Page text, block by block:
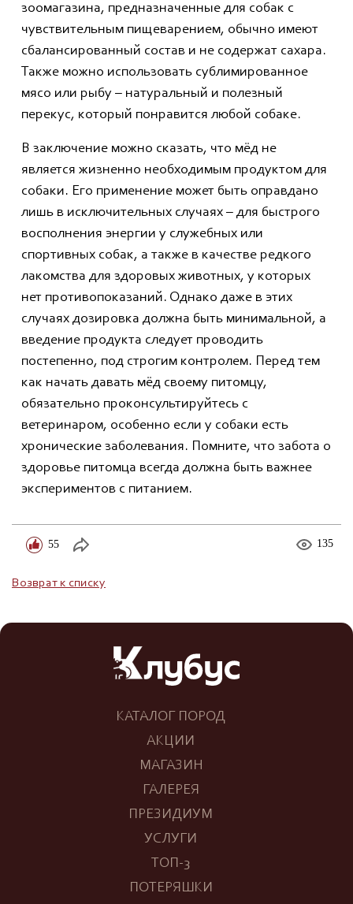
зоомагазина, предназначенные для собак с
чувствительным пищеварением, обычно имеют
сбалансированный состав и не содержат сахара.
Также можно использовать сублимированное
мясо или рыбу – натуральный и полезный
перекус, который понравится любой собаке.
В заключение можно сказать, что мёд не
является жизненно необходимым продуктом для
собаки. Его применение может быть оправдано
лишь в исключительных случаях – для быстрого
восполнения энергии у служебных или
спортивных собак, а также в качестве редкого
лакомства для здоровых животных, у которых
нет противопоказаний. Однако даже в этих
случаях дозировка должна быть минимальной, а
введение продукта следует проводить
постепенно, под строгим контролем. Перед тем
как начать давать мёд своему питомцу,
обязательно проконсультируйтесь с
ветеринаром, особенно если у собаки есть
хронические заболевания. Помните, что забота о
здоровье питомца всегда должна быть важнее
экспериментов с питанием.
55 135
Возврат к списку
КАТАЛОГ ПОРОД
АКЦИИ
МАГАЗИН
ГАЛЕРЕЯ
ПРЕЗИДИУМ
УСЛУГИ
ТОП-3
ПОТЕРЯШКИ